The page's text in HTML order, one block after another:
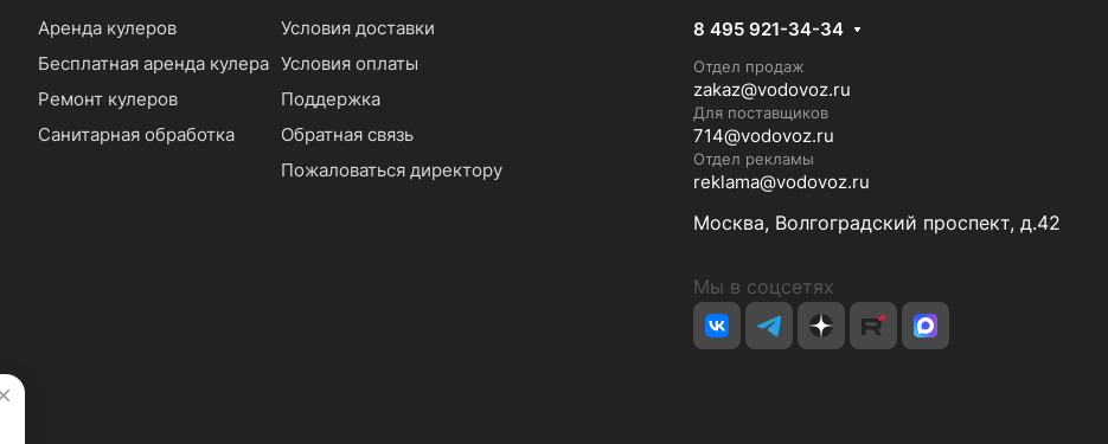
Аренда кулеров
Бесплатная аренда кулера
Ремонт кулеров
Санитарная обработка
Условия доставки
Условия оплаты
Поддержка
Обратная связь
Пожаловаться директору
8 495 921-34-34
Отдел продаж
zakaz@vodovoz.ru
Для поставщиков
714@vodovoz.ru
Отдел рекламы
reklama@vodovoz.ru
Москва, Волгоградский проспект, д.42
Мы в соцсетях